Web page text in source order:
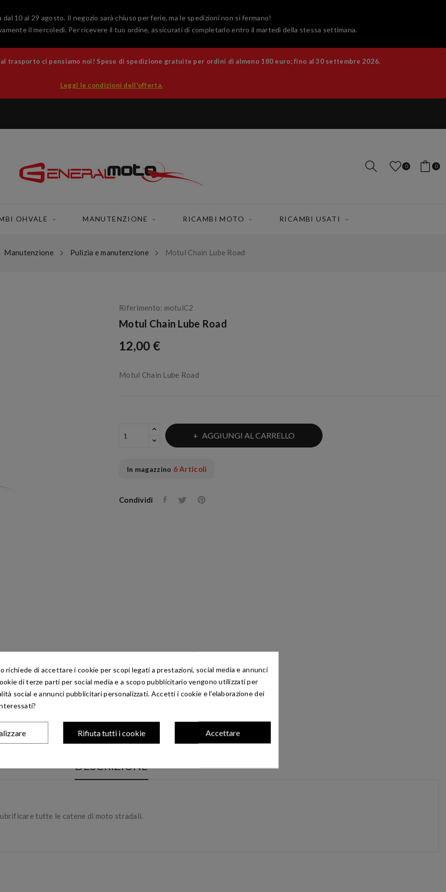
dal 10 al 29 agosto. Il negozio sarà chiuso per ferie, ma le spedizioni non si fermano!
il mercoledì. Per ricevere il tuo ordine, assicurati di completarlo entro il martedì della stessa settimana.
al trasporto ci pensiamo noi! Spese di spedizione gratuite per ordini di almeno 180 euro; fino al 30 settembre 2026.
Leggi le condizioni dell'offerta.
0
0
OHVALE MANUTENZIONE RICAMBI MOTO RICAMBI USATI
Manutenzione Pulizia e manutenzione Motul Chain Lube Road
Riferimento: motulC2
Motul Chain Lube Road
12,00 €
Motul Chain Lube Road
AGGIUNGI AL CARRELLO
In magazzino 6 Articoli
Condividi
DESCRIZIONE
tutte le catene di moto stradali.
richiede di accettare i cookie per scopi legati a prestazioni, social media e annunci
di terze parti per social media e a scopo pubblicitario vengono utilizzati per
social e annunci pubblicitari personalizzati. Accetti i cookie e l'elaborazione dei
Accettare
Rifiuta tutti i cookie